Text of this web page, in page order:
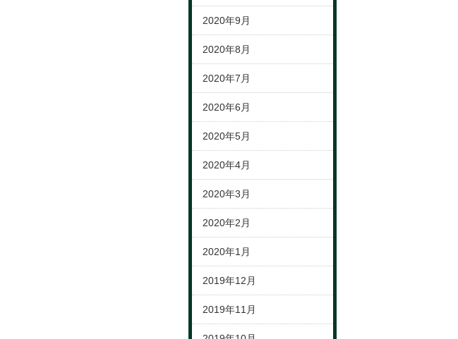
2020年9月
2020年8月
2020年7月
2020年6月
2020年5月
2020年4月
2020年3月
2020年2月
2020年1月
2019年12月
2019年11月